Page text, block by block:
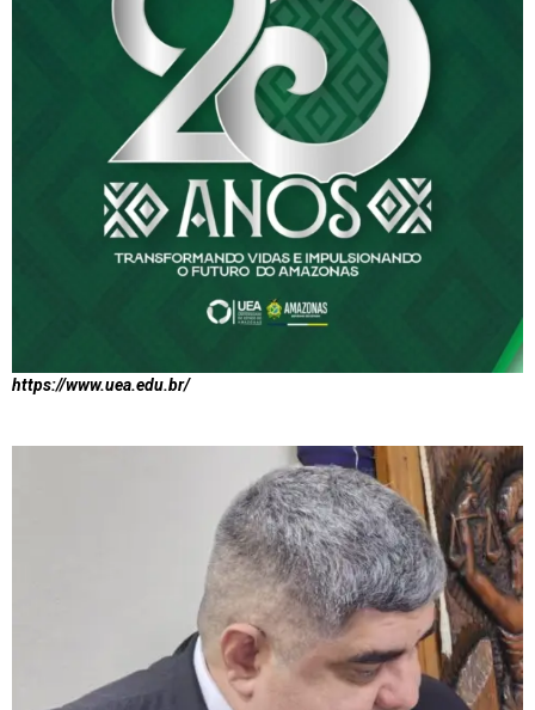
https://www.uea.edu.br/